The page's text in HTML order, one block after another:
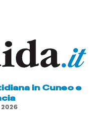
in Cuneo e